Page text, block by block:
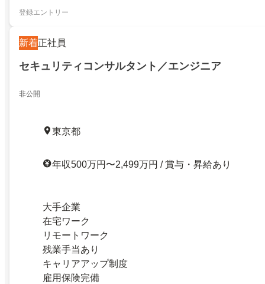
登録エントリー
新着正社員
セキュリティコンサルタント／エンジニア
非公開
東京都
年収500万円〜2,499万円 / 賞与・昇給あり
大手企業
在宅ワーク
リモートワーク
残業手当あり
キャリアアップ制度
雇用保険完備